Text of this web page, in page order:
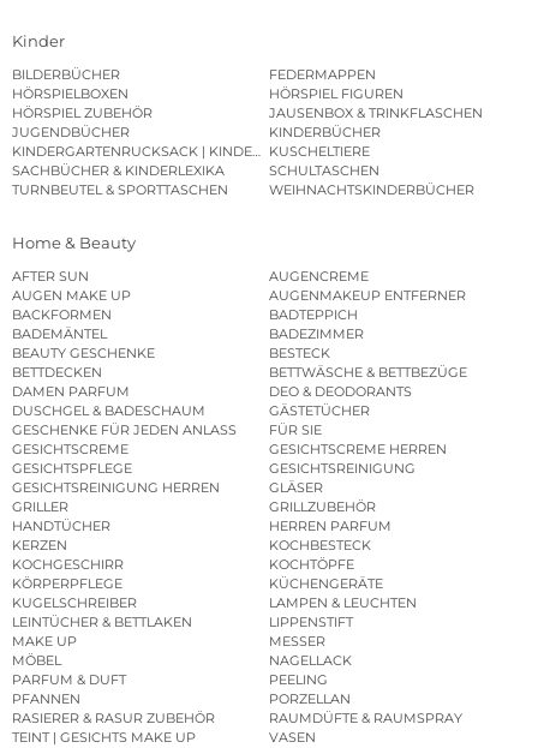
Kinder
BILDERBÜCHER
FEDERMAPPEN
HÖRSPIELBOXEN
HÖRSPIEL FIGUREN
HÖRSPIEL ZUBEHÖR
JAUSENBOX & TRINKFLASCHEN
JUGENDBÜCHER
KINDERBÜCHER
KINDERGARTENRUCKSACK | KINDERGARTENBEUTEL
KUSCHELTIERE
SACHBÜCHER & KINDERLEXIKA
SCHULTASCHEN
TURNBEUTEL & SPORTTASCHEN
WEIHNACHTSKINDERBÜCHER
Home & Beauty
AFTER SUN
AUGENCREME
AUGEN MAKE UP
AUGENMAKEUP ENTFERNER
BACKFORMEN
BADTEPPICH
BADEMÄNTEL
BADEZIMMER
BEAUTY GESCHENKE
BESTECK
BETTDECKEN
BETTWÄSCHE & BETTBEZÜGE
DAMEN PARFUM
DEO & DEODORANTS
DUSCHGEL & BADESCHAUM
GÄSTETÜCHER
GESCHENKE FÜR JEDEN ANLASS
FÜR SIE
GESICHTSCREME
GESICHTSCREME HERREN
GESICHTSPFLEGE
GESICHTSREINIGUNG
GESICHTSREINIGUNG HERREN
GLÄSER
GRILLER
GRILLZUBEHÖR
HANDTÜCHER
HERREN PARFUM
KERZEN
KOCHBESTECK
KOCHGESCHIRR
KOCHTÖPFE
KÖRPERPFLEGE
KÜCHENGERÄTE
KUGELSCHREIBER
LAMPEN & LEUCHTEN
LEINTÜCHER & BETTLAKEN
LIPPENSTIFT
MAKE UP
MESSER
MÖBEL
NAGELLACK
PARFUM & DUFT
PEELING
PFANNEN
PORZELLAN
RASIERER & RASUR ZUBEHÖR
RAUMDÜFTE & RAUMSPRAY
TEINT | GESICHTS MAKE UP
VASEN